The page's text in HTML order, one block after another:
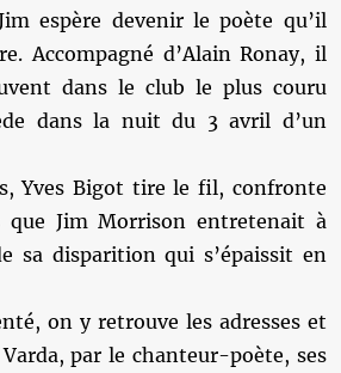
espère devenir le poète qu’il
Accompagné d’Alain Ronay, il
dans le club le plus couru
dans la nuit du 3 avril d’un
Yves Bigot tire le fil, confronte
que Jim Morrison entretenait à
sa disparition qui s’épaissit en
on y retrouve les adresses et
par le chanteur-poète, ses